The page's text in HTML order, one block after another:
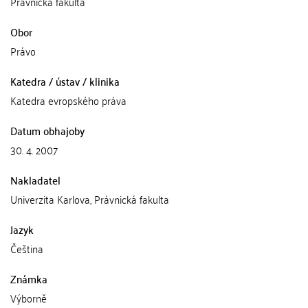
Obor
Právo
Katedra / ústav / klinika
Katedra evropského práva
Datum obhajoby
30. 4. 2007
Nakladatel
Univerzita Karlova, Právnická fakulta
Jazyk
Čeština
Známka
Výborně